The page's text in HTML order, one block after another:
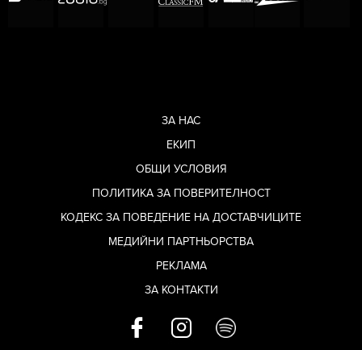
ЗА НАС
ЕКИП
ОБЩИ УСЛОВИЯ
ПОЛИТИКА ЗА ПОВЕРИТЕЛНОСТ
КОДЕКС ЗА ПОВЕДЕНИЕ НА ДОСТАВЧИЦИТЕ
МЕДИЙНИ ПАРТНЬОРСТВА
РЕКЛАМА
ЗА КОНТАКТИ